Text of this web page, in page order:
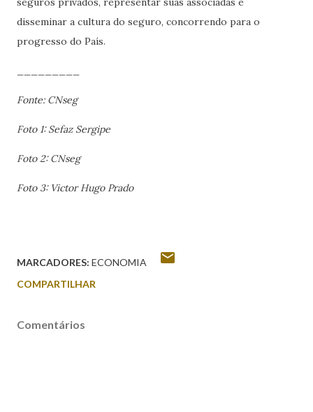
disseminar a cultura do seguro, concorrendo para o
progresso do País.
Fonte: CNseg
Foto 1: Sefaz Sergipe
Foto 2: CNseg
Foto 3: Victor Hugo Prado
MARCADORES: ECONOMIA
COMPARTILHAR
Comentários